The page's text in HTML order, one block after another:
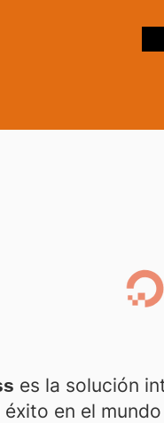
es la solución
en el